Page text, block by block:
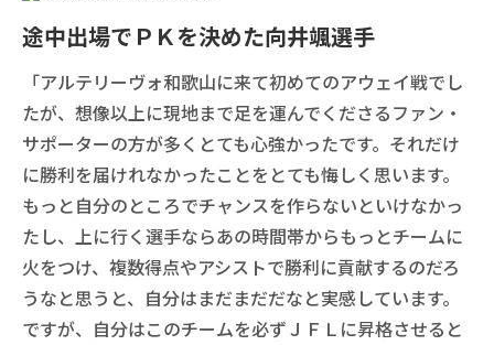
途中出場でＰＫを決めた向井颯選手
「アルテリーヴォ和歌山に来て初めてのアウェイ戦でし
たが、想像以上に現地まで足を運んでくださるファン・
サポーターの方が多くとても心強かったです。それだけ
に勝利を届けれなかったことをとても悔しく思います。
もっと自分のところでチャンスを作らないといけなかっ
たし、上に行く選手ならあの時間帯からもっとチームに
火をつけ、複数得点やアシストで勝利に貢献するのだろ
うなと思うと、自分はまだまだだなと実感しています。
ですが、自分はこのチームを必ずＪＦＬに昇格させると